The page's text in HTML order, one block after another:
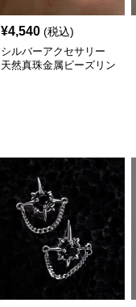
¥4,540 (税込)
シルバーアクセサリー
天然真珠金属ビーズリン